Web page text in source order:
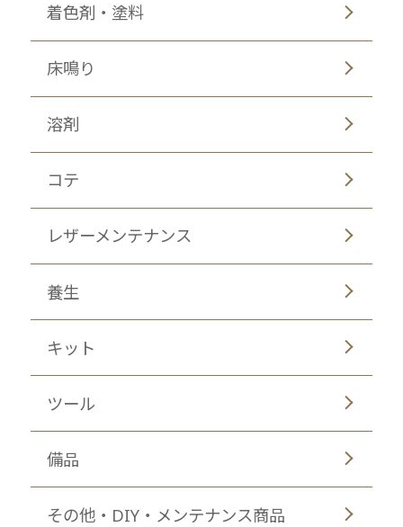
着色剤・塗料
床鳴り
溶剤
コテ
レザーメンテナンス
養生
キット
ツール
備品
その他・DIY・メンテナンス商品